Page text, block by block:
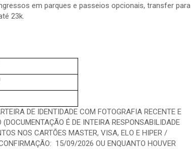
em parques e passeios opcionais, transfer para
23k.
DE IDENTIDADE COM FOTOGRAFIA RECENTE E
É DE INTEIRA RESPONSABILIDADE
NOS CARTÕES MASTER, VISA, ELO E HIPER /
15/09/2026 OU ENQUANTO HOUVER